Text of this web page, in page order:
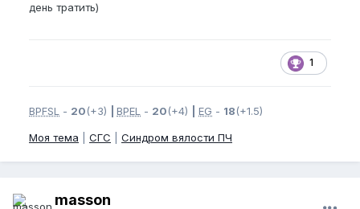
день тратить)
1
BPFSL - 20(+3) BPEL - 20(+4) EG - 18(+1.5)
Моя тема СГС Синдром вялости ПЧ
masson